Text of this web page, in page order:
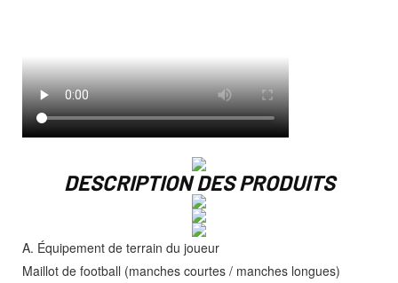
DESCRIPTION DES PRODUITS
A. Équipement de terrain du joueur
Maillot de football (manches courtes / manches longues)